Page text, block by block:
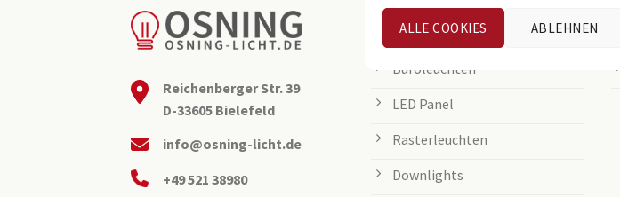
ALLE COOKIES ABLEHNEN
Reichenberger Str. 39
D-33605 Bielefeld
info@osning-licht.de
+49 521 38980
BELIEBTE KATEGORIEN
Büroleuchten
LED Panel
Rasterleuchten
Downlights